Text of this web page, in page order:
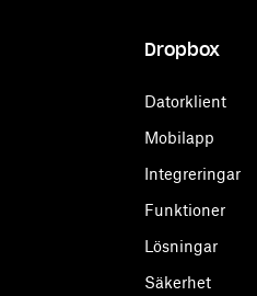
Dropbox
Datorklient
Mobilapp
Integreringar
Funktioner
Lösningar
Säkerhet